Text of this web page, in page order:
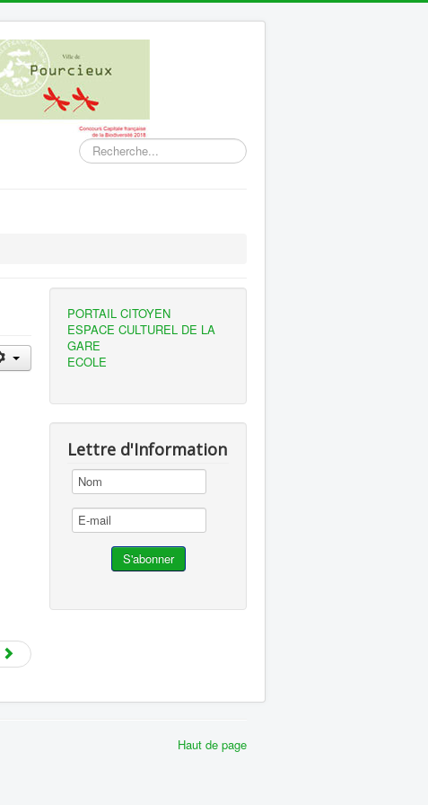
Rechercher
PORTAIL CITOYEN
ESPACE CULTUREL DE LA
GARE
ECOLE
Lettre d'Information
Haut de page